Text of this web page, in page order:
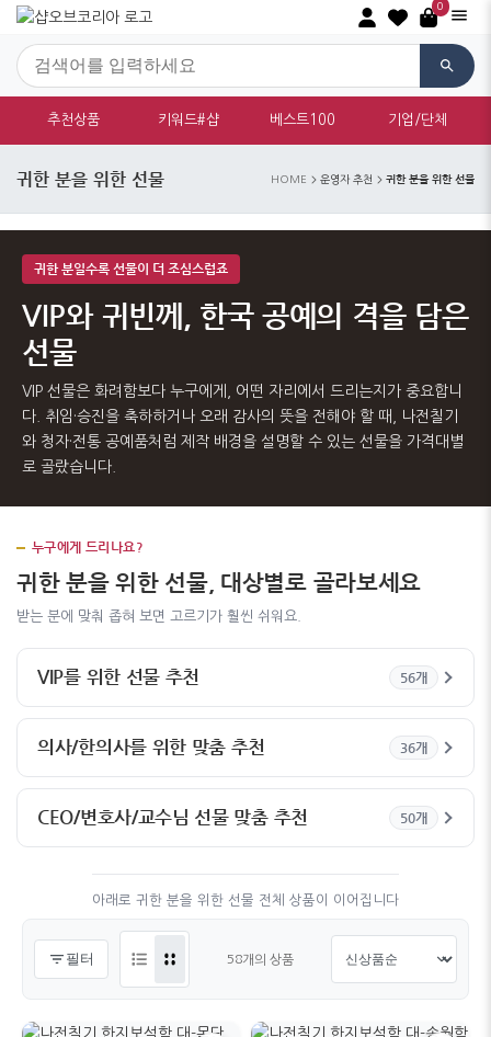
0
추천상품 키워드#샵 베스트100 기업/단체
귀한 분을 위한 선물 HOME 운영자 추천 귀한 분을 위한 선물
귀한 분일수록 선물이 더 조심스럽죠
VIP와 귀빈께, 한국 공예의 격을 담은
선물
VIP 선물은 화려함보다 누구에게, 어떤 자리에서 드리는지가 중요합니
다. 취임·승진을 축하하거나 오래 감사의 뜻을 전해야 할 때, 나전칠기
와 청자·전통 공예품처럼 제작 배경을 설명할 수 있는 선물을 가격대별
로 골랐습니다.
누구에게 드리나요?
귀한 분을 위한 선물, 대상별로 골라보세요
받는 분에 맞춰 좁혀 보면 고르기가 훨씬 쉬워요.
VIP를 위한 선물 추천 56개
의사/한의사를 위한 맞춤 추천 36개
CEO/변호사/교수님 선물 맞춤 추천 50개
아래로 귀한 분을 위한 선물 전체 상품이 이어집니다
필터 58개의 상품